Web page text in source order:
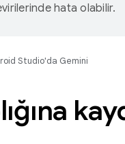
hata olabilir.
Studio'da Gemini